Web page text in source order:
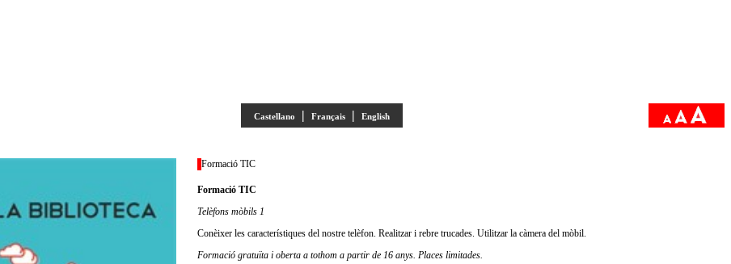
Castellano | Français | English
Formació TIC
Formació TIC
Telèfons mòbils 1
Conèixer les característiques del nostre telèfon. Realitzar i rebre trucades. Utilitzar la càmera del mòbil.
Formació gratuïta i oberta a tothom a partir de 16 anys. Places limitades.